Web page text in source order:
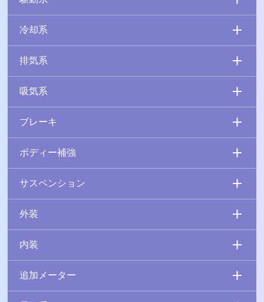
冷却系
排気系
吸気系
ブレーキ
ボディー補強
サスペンション
外装
内装
追加メーター